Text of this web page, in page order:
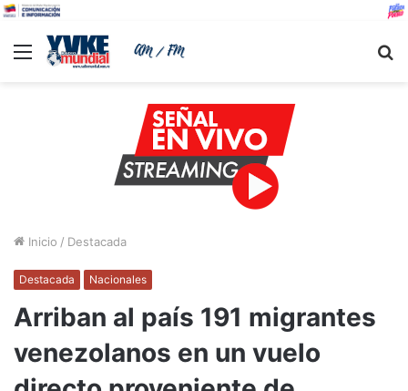
Menu
Inicio / Destacada
Destacada Nacionales
Arriban al país 191 migrantes
venezolanos en un vuelo